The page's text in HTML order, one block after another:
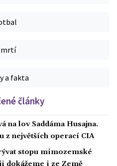
a fakta
články
na lov Saddáma Husajna.
z největších operací CIA
stopu mimozemské
dokážeme i ze Země